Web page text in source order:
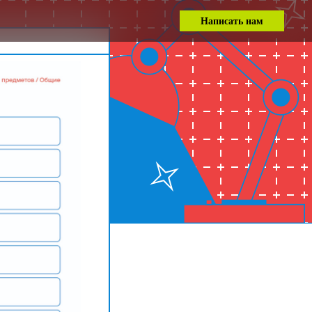
Написать нам